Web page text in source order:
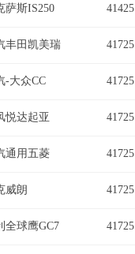
41425
萨斯IS250
41725
丰田凯美瑞
41725
-大众CC
41725
悦达起亚
41725
通用五菱
41725
威朗
41725
全球鹰GC7